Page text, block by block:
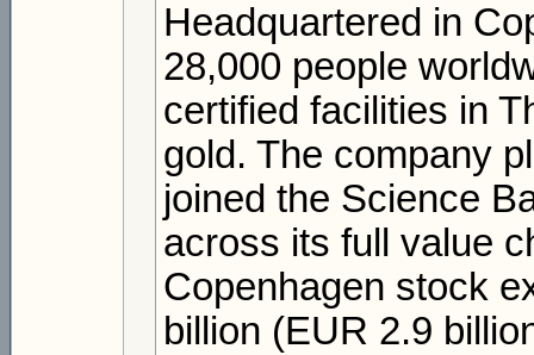
Headquartered in
28,000 people
certified facilities in
gold. The company
joined the Science
across its full value
Copenhagen stock
billion (EUR 2.9